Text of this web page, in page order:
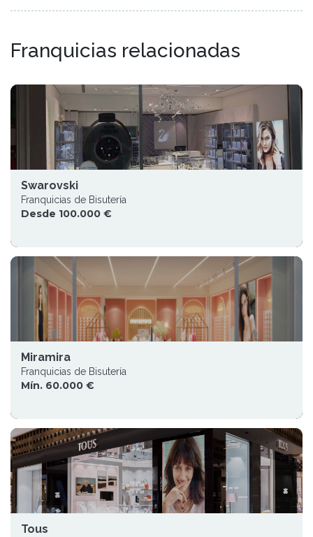
Franquicias relacionadas
Swarovski
Franquicias de Bisutería
Desde 100.000 €
Miramira
Franquicias de Bisutería
Mín. 60.000 €
Tous